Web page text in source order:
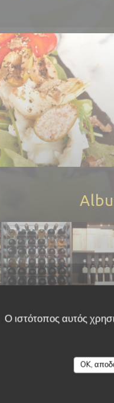
Ο ιστότοπος αυτός
OK,